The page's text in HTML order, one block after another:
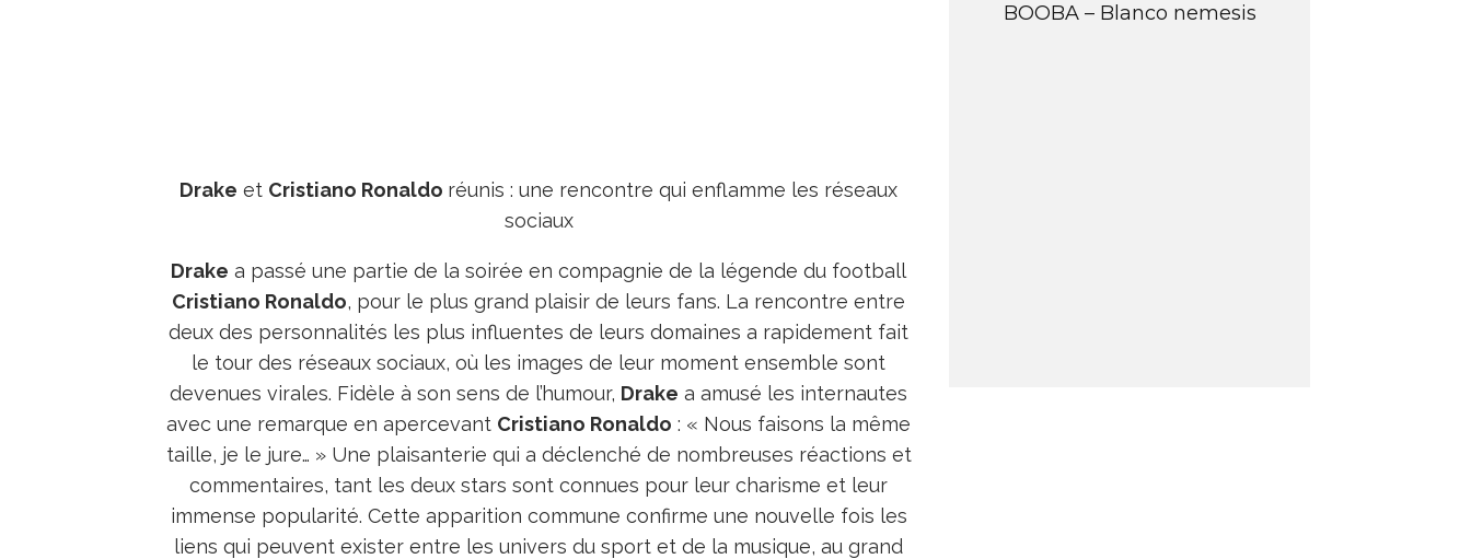
Drake et Cristiano Ronaldo réunis : une rencontre qui enflamme les réseaux
sociaux
Drake a passé une partie de la soirée en compagnie de la légende du football
Cristiano Ronaldo, pour le plus grand plaisir de leurs fans. La rencontre entre
deux des personnalités les plus influentes de leurs domaines a rapidement fait
le tour des réseaux sociaux, où les images de leur moment ensemble sont
devenues virales. Fidèle à son sens de l’humour, Drake a amusé les internautes
avec une remarque en apercevant Cristiano Ronaldo : « Nous faisons la même
taille, je le jure… » Une plaisanterie qui a déclenché de nombreuses réactions et
commentaires, tant les deux stars sont connues pour leur charisme et leur
immense popularité. Cette apparition commune confirme une nouvelle fois les
liens qui peuvent exister entre les univers du sport et de la musique, au grand
BOOBA – Blanco nemesis